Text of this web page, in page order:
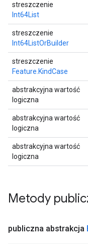
streszczenie
Int64List
streszczenie
Int64ListOrBuilder
streszczenie
Feature.KindCase
abstrakcyjna wartość
logiczna
abstrakcyjna wartość
logiczna
abstrakcyjna wartość
logiczna
Metody
publiczna abstrakcja